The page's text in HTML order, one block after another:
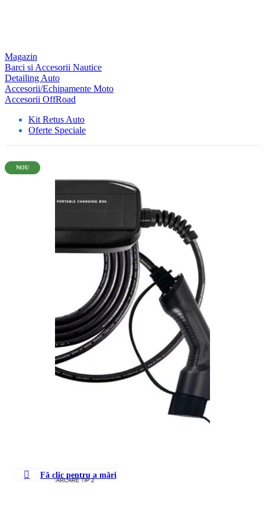
Magazin
Barci si Accesorii Nautice
Detailing Auto
Accesorii/Echipamente Moto
Accesorii OffRoad
Kit Retus Auto
Oferte Speciale
NOU
Fă clic pentru a mări